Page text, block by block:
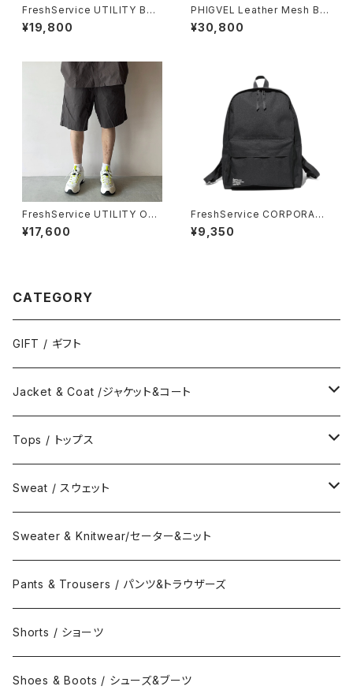
FreshService UTILITY BAK
ER PANTS
¥19,800
PHIGVEL Leather Mesh Bel
t
¥30,800
FreshService UTILITY OVE
R SHORTS
¥17,600
FreshService CORPORATE
DAYPACK 28L
¥9,350
CATEGORY
GIFT / ギフト
Jacket & Coat /ジャケット&コート
Jacket / ジャケット
Coat / コート
Tops / トップス
Shirts / シャツ
Collar Long Shirt / 襟付き長袖シャツ
Collar Short Shirt / 襟付き半袖シャツ
T-Shirts / Tシャツ
Long Sleeve Tee / 長袖Tシャツ
Short Sleeve Tee / 半袖Tシャツ
Sweat / スウェット
Crew Neck Sweat /クルーネックスウェット
Turtle Neck Sweat/タートルネックスウェット
Hood Sweat / フードスウェット
Sweater & Knitwear/セーター&ニット
Pants & Trousers / パンツ&トラウザーズ
Shorts / ショーツ
Shoes & Boots / シューズ&ブーツ